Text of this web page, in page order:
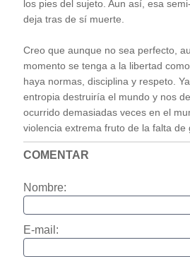
los pies del sujeto. Aun así, esa
deja tras de sí muerte.
Creo que aunque no sea perfecto,
momento se tenga a la libertad
haya normas, disciplina y respeto.
entropia destruiría el mundo y nos
ocurrido demasiadas veces en el
violencia extrema fruto de la falta de
COMENTAR
Nombre:
E-mail: